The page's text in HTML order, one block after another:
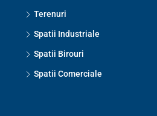
Terenuri
Spatii Industriale
Spatii Birouri
Spatii Comerciale